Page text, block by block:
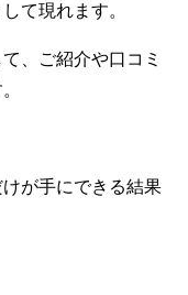
て現れます。
、ご紹介や口コミ
が手にできる結果